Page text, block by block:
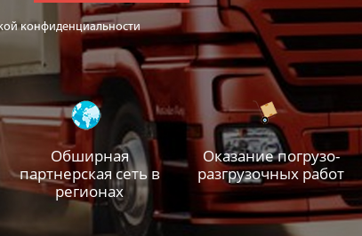
конфиденциальности
Обширная
партнерская сеть в
регионах
Оказание погрузо-
разгрузочных работ